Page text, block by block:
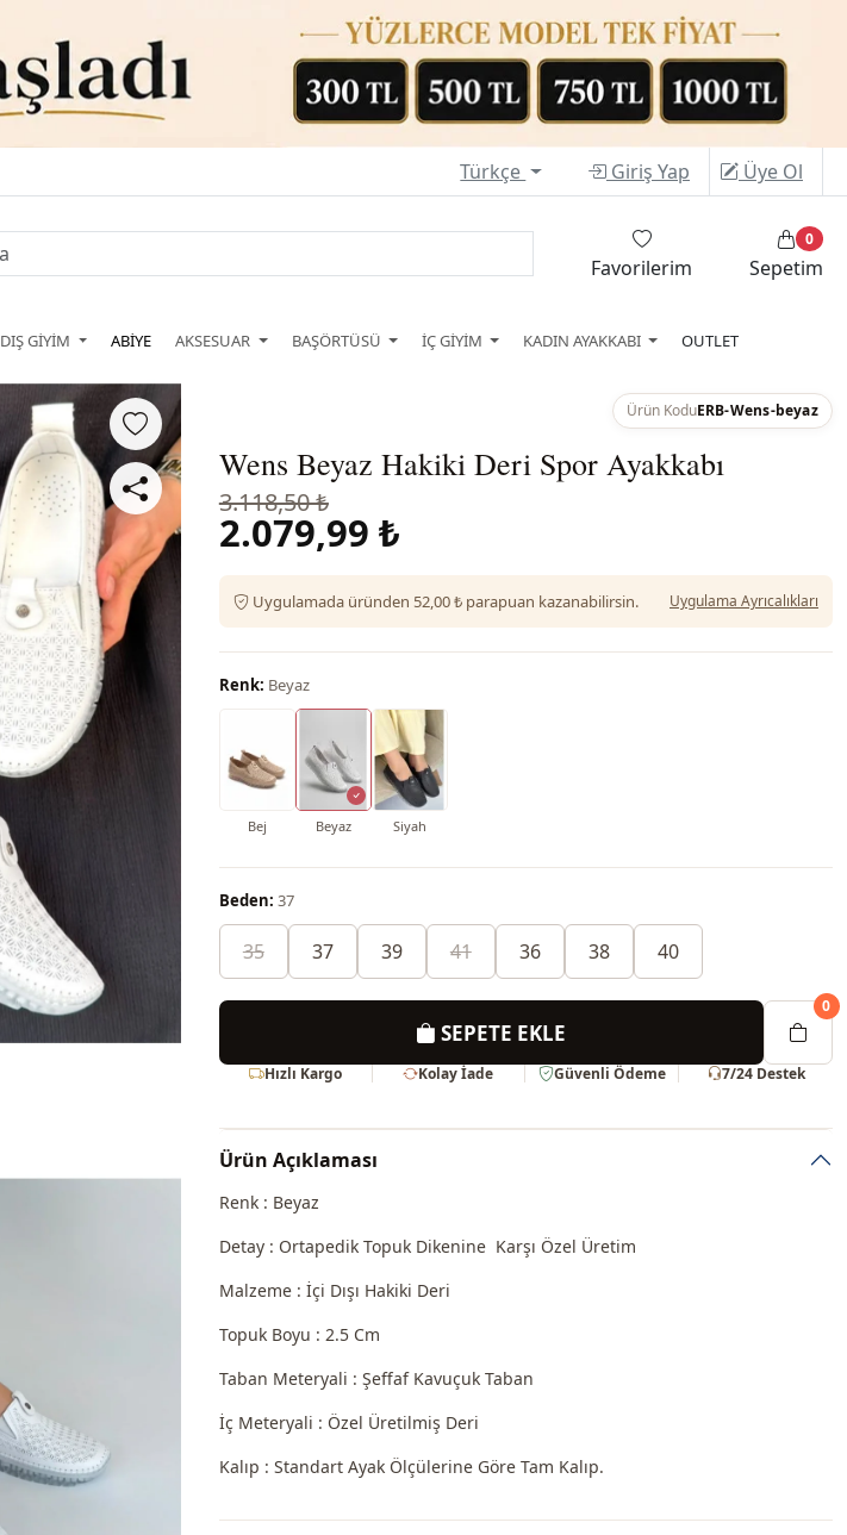
Türkçe Giriş Yap Üye Ol
Favorilerim Sepetim
0
DIŞ GİYİM ABİYE AKSESUAR BAŞÖRTÜSÜ İÇ GİYİM KADIN AYAKKABI OUTLET
Ürün KoduERB-Wens-beyaz
Wens Beyaz Hakiki Deri Spor Ayakkabı
3.118,50 ₺
2.079,99 ₺
Uygulamada üründen 52,00 ₺ parapuan kazanabilirsin. Uygulama Ayrıcalıkları
Renk: Beyaz
Bej Beyaz Siyah
Beden: 37
35 37 39 41 36 38 40
SEPETE EKLE
0
Hızlı Kargo Kolay İade Güvenli Ödeme 7/24 Destek
Ürün Açıklaması
Renk : Beyaz
Detay : Ortapedik Topuk Dikenine Karşı Özel Üretim
Malzeme : İçi Dışı Hakiki Deri
Topuk Boyu : 2.5 Cm
Taban Meteryali : Şeffaf Kavuçuk Taban
İç Meteryali : Özel Üretilmiş Deri
Kalıp : Standart Ayak Ölçülerine Göre Tam Kalıp.